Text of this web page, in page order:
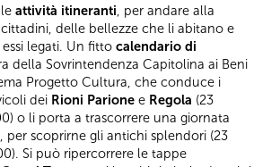
attività itineranti, per andare alla
delle bellezze che li abitano e
legati. Un fitto calendario di
della Sovrintendenza Capitolina ai Beni
Progetto Cultura, che conduce i
dei Rioni Parione e Regola (23
o li porta a trascorrere una giornata
, per scoprirne gli antichi splendori (23
Si può ripercorrere le tappe